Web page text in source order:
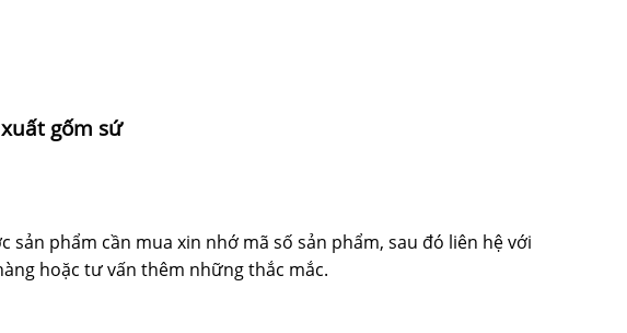
gốm sứ
phẩm cần mua xin nhớ mã số sản phẩm, sau đó liên hệ với
hoặc tư vấn thêm những thắc mắc.